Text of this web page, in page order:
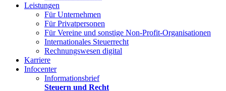
Leistungen
Für Unternehmen
Für Privatpersonen
Für Vereine und sonstige Non-Profit-Organisationen
Internationales Steuerrecht
Rechnungswesen digital
Karriere
Infocenter
Informationsbrief
Steuern und Recht